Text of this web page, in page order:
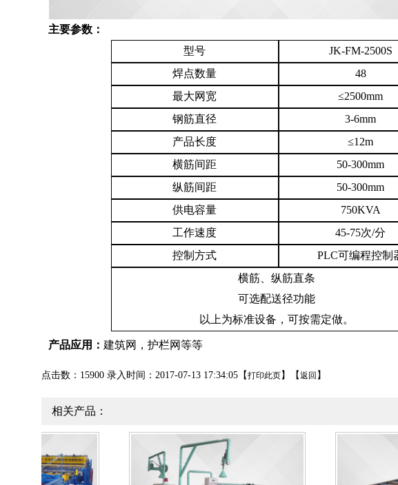
主要参数：
型号
JK-FM-2500S
焊点数量
48
最大网宽
≤2500mm
钢筋直径
3-6mm
产品长度
≤12m
横筋间距
50-300mm
纵筋间距
50-300mm
供电容量
750KVA
工作速度
45-75次/分
控制方式
PLC可编程控制
横筋、纵筋直条
可选配送径功能
以上为标准设备，可按需定做。
产品应用：建筑网，护栏网等等
点击数：15900 录入时间：2017-07-13 17:34:05【打印此页】【返回 】
相关产品：